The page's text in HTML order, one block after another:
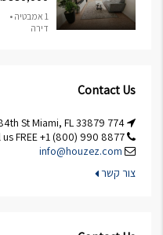
1 אמבטיה •
דירה
Contact Us
info@houzez.com
צור קשר